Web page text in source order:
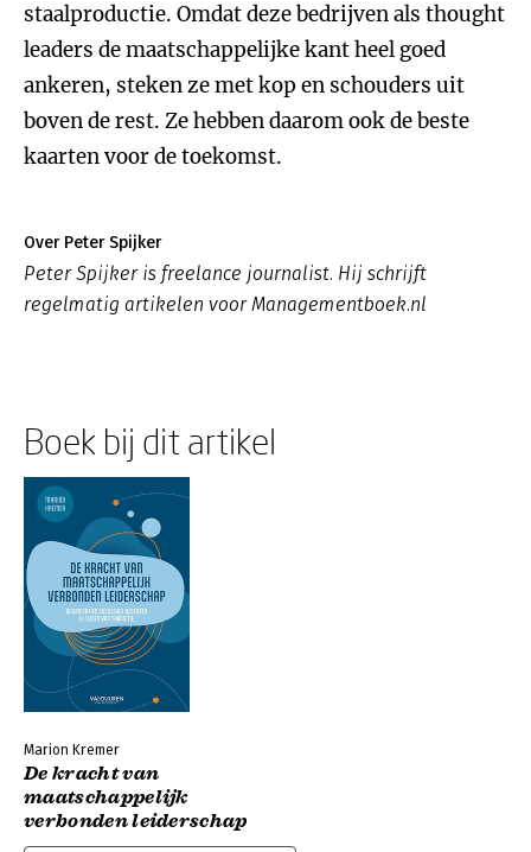
staalproductie. Omdat deze bedrijven als thought
leaders de maatschappelijke kant heel goed
ankeren, steken ze met kop en schouders uit
boven de rest. Ze hebben daarom ook de beste
kaarten voor de toekomst.
Over Peter Spijker
Peter Spijker is freelance journalist. Hij schrijft
regelmatig artikelen voor Managementboek.nl
Boek bij dit artikel
Marion Kremer
De kracht van
maatschappelijk
verbonden leiderschap